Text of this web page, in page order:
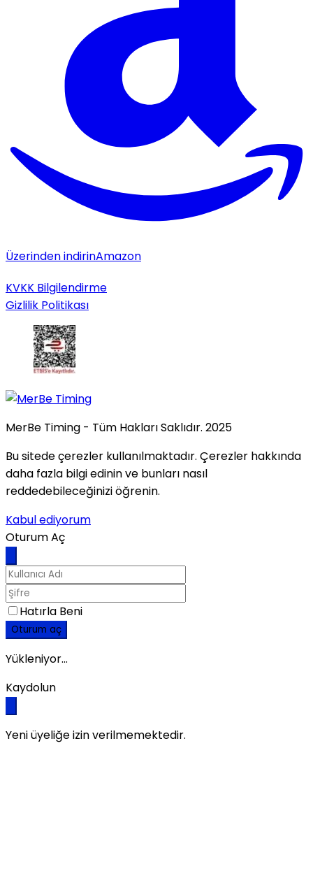
Üzerinden indirinAmazon
KVKK Bilgilendirme
Gizlilik Politikası
MerBe Timing - Tüm Hakları Saklıdır. 2025
Bu sitede çerezler kullanılmaktadır. Çerezler hakkında
daha fazla bilgi edinin ve bunları nasıl
reddedebileceğinizi öğrenin.
Kabul ediyorum
Oturum Aç
Hatırla Beni
Oturum aç
Yükleniyor...
Kaydolun
Yeni üyeliğe izin verilmemektedir.